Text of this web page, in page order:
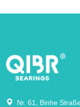
Nr. 61, Binhe